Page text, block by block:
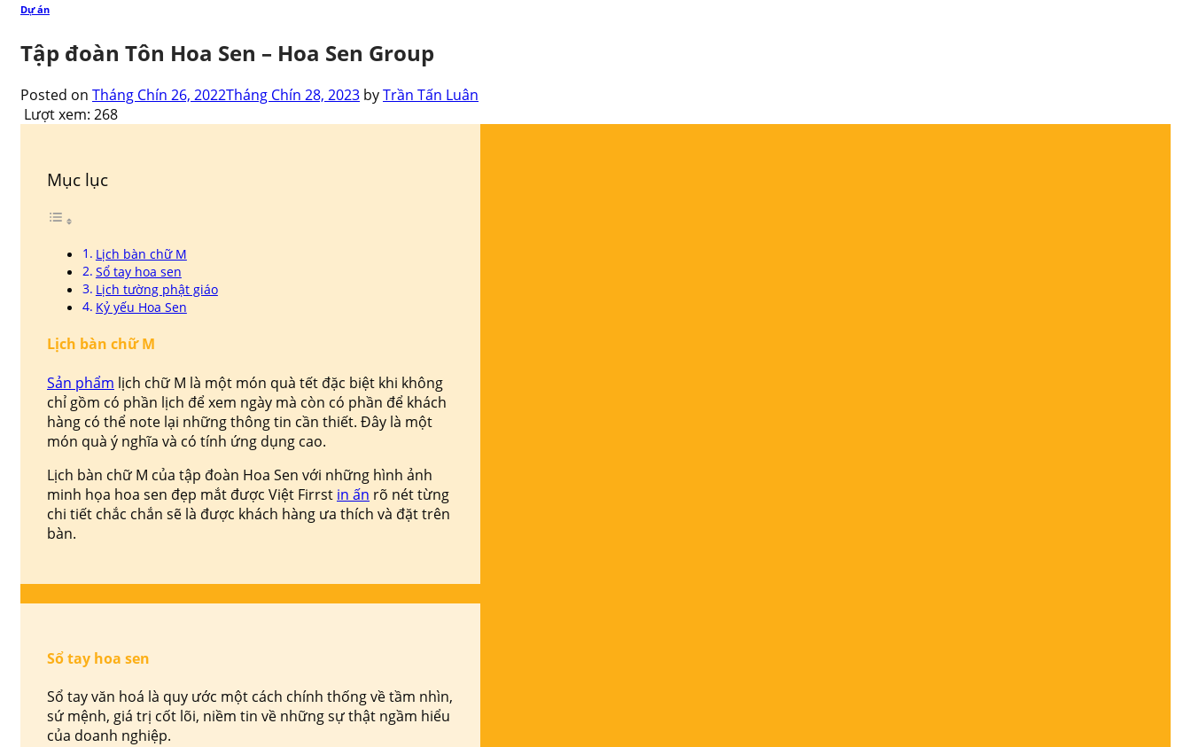
Dự án
Tập đoàn Tôn Hoa Sen – Hoa Sen Group
Posted on Tháng Chín 26, 2022Tháng Chín 28, 2023 byTrần Tấn Luân
Lượt xem: 268
Mục lục
Lịch bàn chữ M
Sổ tay hoa sen
Lịch tường phật giáo
Kỷ yếu Hoa Sen
Lịch bàn chữ M
Sản phẩm lịch chữ M là một món quà tết đặc biệt khi không
chỉ gồm có phần lịch để xem ngày mà còn có phần để khách
hàng có thể note lại những thông tin cần thiết. Đây là một
món quà ý nghĩa và có tính ứng dụng cao.
Lịch bàn chữ M của tập đoàn Hoa Sen với những hình ảnh
minh họa hoa sen đẹp mắt được Việt Firrst in ấn rõ nét từng
chi tiết chắc chắn sẽ là được khách hàng ưa thích và đặt trên
bàn.
Sổ tay hoa sen
Sổ tay văn hoá là quy ước một cách chính thống về tầm nhìn,
sứ mệnh, giá trị cốt lõi, niềm tin về những sự thật ngầm hiểu
của doanh nghiệp.